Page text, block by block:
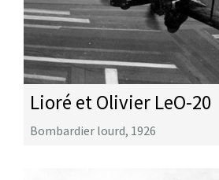
Lioré et Olivier LeO-20
Bombardier lourd, 1926